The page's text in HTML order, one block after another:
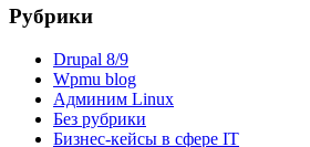
Рубрики
Drupal 8/9
Wpmu blog
Админим Linux
Без рубрики
Бизнес-кейсы в сфере IT